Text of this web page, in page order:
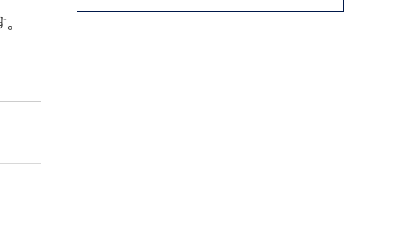
高齢者・介護 ご不幸